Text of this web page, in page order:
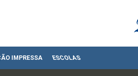
IMPRESSA ESCOLAS